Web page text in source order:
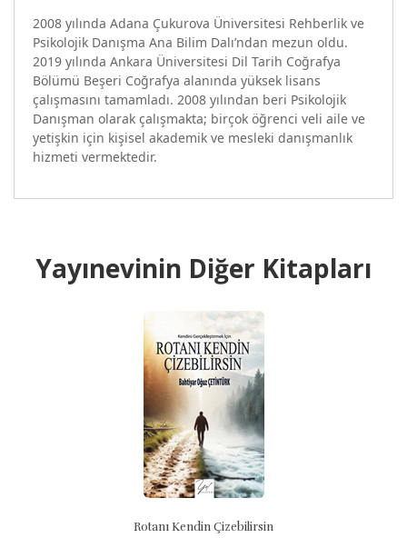
2008 yılında Adana Çukurova Üniversitesi Rehberlik ve
Psikolojik Danışma Ana Bilim Dalı’ndan mezun oldu.
2019 yılında Ankara Üniversitesi Dil Tarih Coğrafya
Bölümü Beşeri Coğrafya alanında yüksek lisans
çalışmasını tamamladı. 2008 yılından beri Psikolojik
Danışman olarak çalışmakta; birçok öğrenci veli aile ve
yetişkin için kişisel akademik ve mesleki danışmanlık
hizmeti vermektedir.
Yayınevinin Diğer Kitapları
Rotanı Kendin Çizebilirsin